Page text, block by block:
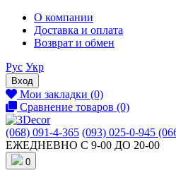
О компании
Доставка и оплата
Возврат и обмен
Рус Укр
Вход
Мои закладки (0)
Сравнение товаров (0)
(068) 091-4-365 (093) 025-0-945
ЕЖЕДНЕВНО С 9-00 ДО 20-00
0